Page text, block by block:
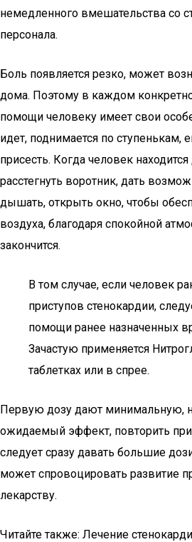
немедленного вмешательства со
персонала.
Боль появляется резко, может
дома. Поэтому в каждом
помощи человеку имеет свои
идет, поднимается по ступенькам,
присесть. Когда человек
расстегнуть воротник, дать
дышать, открыть окно, чтобы
воздуха, благодаря спокойной
закончится.
В том случае, если человек
приступов стенокардии,
помощи ранее назначенных
Зачастую применяется
таблетках или в спрее.
Первую дозу дают минимальную,
ожидаемый эффект, повторить
следует сразу давать большие
может спровоцировать развитие
лекарству.
Читайте также: Лечение